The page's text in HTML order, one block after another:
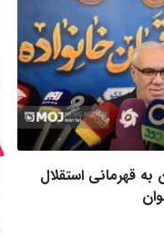
به قهرمانی استقلال